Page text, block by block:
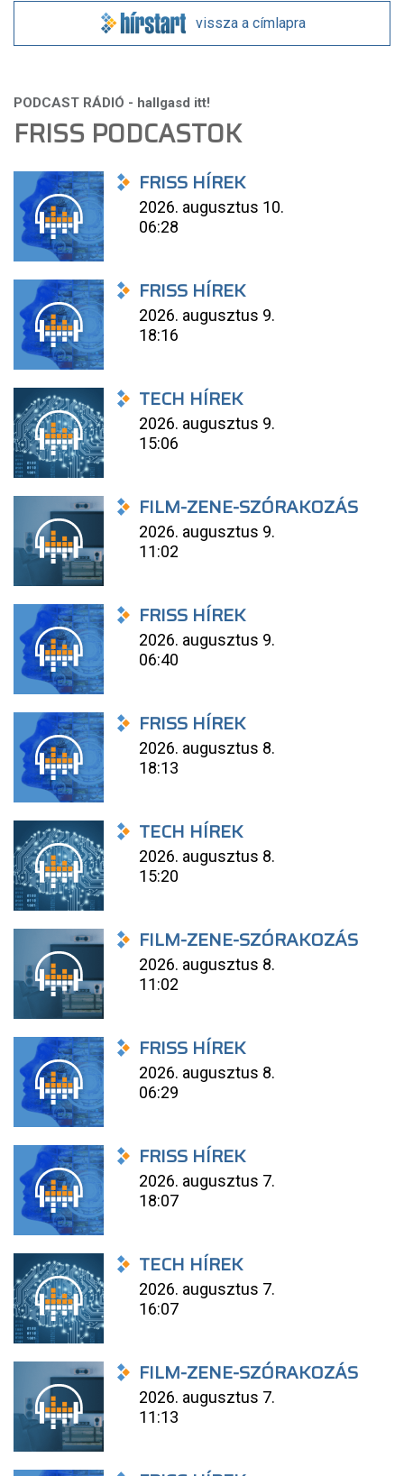
vissza a címlapra
FRISS PODCASTOK
FRISS HÍREK
2026. augusztus 10.
06:28
FRISS HÍREK
2026. augusztus 9.
18:16
TECH HÍREK
2026. augusztus 9.
15:06
FILM-ZENE-SZÓRAKOZÁS
2026. augusztus 9.
11:02
FRISS HÍREK
2026. augusztus 9.
06:40
FRISS HÍREK
2026. augusztus 8.
18:13
TECH HÍREK
2026. augusztus 8.
15:20
FILM-ZENE-SZÓRAKOZÁS
2026. augusztus 8.
11:02
FRISS HÍREK
2026. augusztus 8.
06:29
FRISS HÍREK
2026. augusztus 7.
18:07
TECH HÍREK
2026. augusztus 7.
16:07
FILM-ZENE-SZÓRAKOZÁS
2026. augusztus 7.
11:13